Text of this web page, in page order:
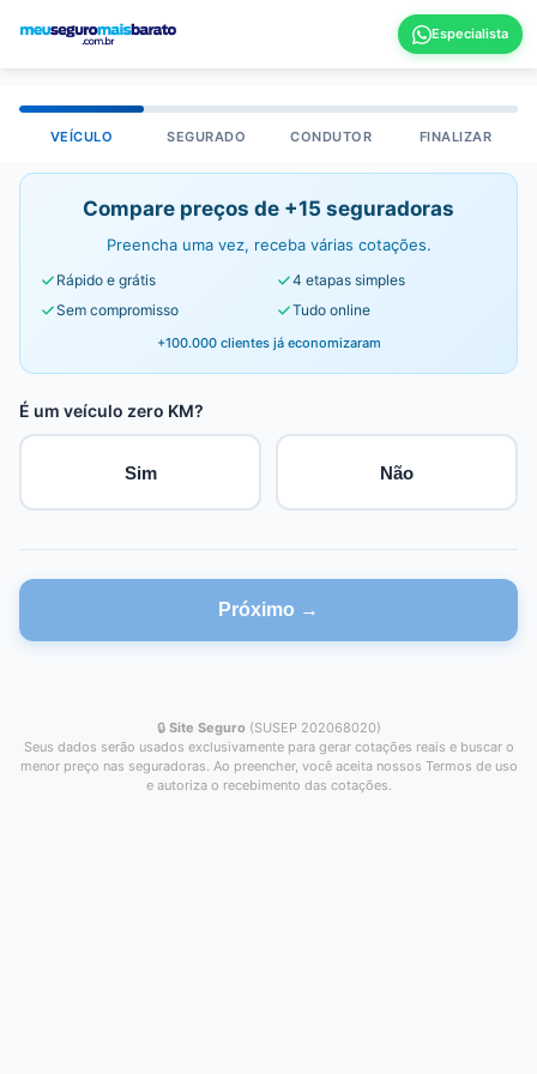
VEÍCULO SEGURADO CONDUTOR FINALIZAR
Compare preços de +15 seguradoras
Preencha uma vez, receba várias cotações.
Rápido e grátis
4 etapas simples
Sem compromisso
Tudo online
+100.000 clientes já economizaram
É um veículo zero KM?
Sim Não
Próximo →
🔒 Site Seguro (SUSEP 202068020)
Seus dados serão usados exclusivamente para gerar cotações reais e buscar o
menor preço nas seguradoras. Ao preencher, você aceita nossos Termos de uso
e autoriza o recebimento das cotações.